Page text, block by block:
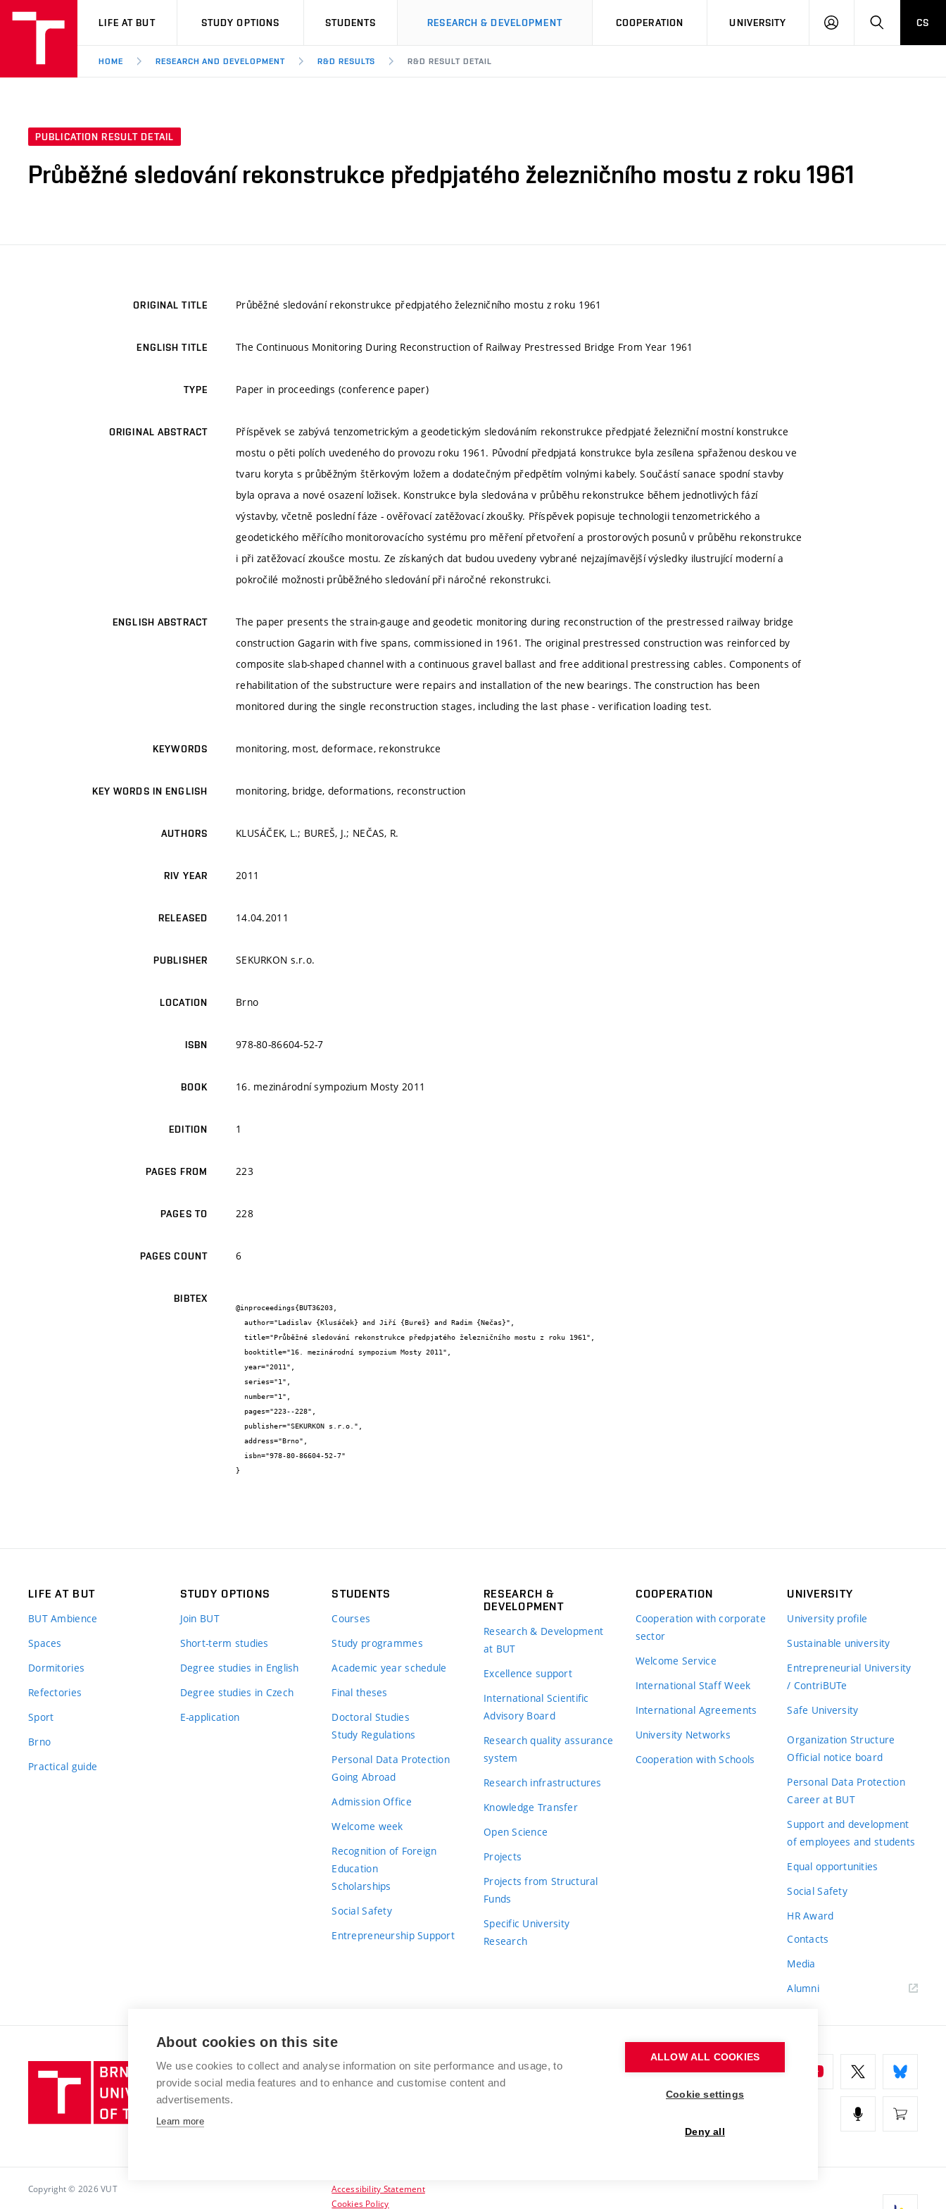
VUT
LIFE AT BUT STUDY OPTIONS STUDENTS RESEARCH & DEVELOPMENT COOPERATION UNIVERSITY
LOG
SEARCHCS
HOME RESEARCH AND DEVELOPMENT R&D RESULTS R&D RESULT DETAIL
PUBLICATION RESULT DETAIL
Průběžné sledování rekonstrukce předpjatého železničního mostu z roku 1961
ORIGINAL TITLE Průběžné sledování rekonstrukce předpjatého železničního mostu z roku 1961
ENGLISH TITLE The Continuous Monitoring During Reconstruction of Railway Prestressed Bridge From Year 1961
TYPE Paper in proceedings (conference paper)
ORIGINAL ABSTRACT
Příspěvek se zabývá tenzometrickým a geodetickým sledováním rekonstrukce předpjaté železniční mostní konstrukce
mostu o pěti polích uvedeného do provozu roku 1961. Původní předpjatá konstrukce byla zesílena spřaženou deskou ve
tvaru koryta s průběžným štěrkovým ložem a dodatečným předpětím volnými kabely. Součástí sanace spodní stavby
byla oprava a nové osazení ložisek. Konstrukce byla sledována v průběhu rekonstrukce během jednotlivých fází
výstavby, včetně poslední fáze - ověřovací zatěžovací zkoušky. Příspěvek popisuje technologii tenzometrického a
geodetického měřícího monitorovacícho systému pro měření přetvoření a prostorových posunů v průběhu rekonstrukce
i při zatěžovací zkoušce mostu. Ze získaných dat budou uvedeny vybrané nejzajímavější výsledky ilustrující moderní a
pokročilé možnosti průběžného sledování při náročné rekonstrukci.
ENGLISH ABSTRACT
The paper presents the strain-gauge and geodetic monitoring during reconstruction of the prestressed railway bridge
construction Gagarin with five spans, commissioned in 1961. The original prestressed construction was reinforced by
composite slab-shaped channel with a continuous gravel ballast and free additional prestressing cables. Components of
rehabilitation of the substructure were repairs and installation of the new bearings. The construction has been
monitored during the single reconstruction stages, including the last phase - verification loading test.
KEYWORDS monitoring, most, deformace, rekonstrukce
KEY WORDS IN ENGLISH monitoring, bridge, deformations, reconstruction
AUTHORS KLUSÁČEK, L.; BUREŠ, J.; NEČAS, R.
RIV YEAR 2011
RELEASED 14.04.2011
PUBLISHER SEKURKON s.r.o.
LOCATION Brno
ISBN 978-80-86604-52-7
BOOK 16. mezinárodní sympozium Mosty 2011
EDITION 1
PAGES FROM 223
PAGES TO 228
PAGES COUNT 6
BIBTEX
@inproceedings{BUT36203,
}
LIFE AT BUT
BUT Ambience
Spaces
Dormitories
Refectories
Sport
Brno
Practical guide
STUDY OPTIONS
Join BUT
Short-term studies
Degree studies in English
Degree studies in Czech
E-application
STUDENTS
Courses
Study programmes
Academic year schedule
Final theses
Doctoral Studies
Study Regulations
Personal Data Protection
Going Abroad
Admission Office
Welcome week
Recognition of Foreign
Education
Scholarships
Social Safety
Entrepreneurship Support
RESEARCH &
DEVELOPMENT
Research & Development
at BUT
Excellence support
International Scientific
Advisory Board
Research quality assurance
system
Research infrastructures
Knowledge Transfer
Open Science
Projects
Projects from Structural
Funds
Specific University
Research
COOPERATION
Cooperation with corporate
sector
Welcome Service
International Staff Week
International Agreements
University Networks
Cooperation with Schools
UNIVERSITY
University profile
Sustainable university
Entrepreneurial University
/ ContriBUTe
Safe University
Organization Structure
Official notice board
Personal Data Protection
Career at BUT
Support and development
of employees and students
Equal opportunities
Social Safety
HR Award
Contacts
Media
Alumni
Brno
University
of
BRNO UNIVERSITY OF TECHNOLOGY
Antonínská 548/1
www.vut.cz
Copyright © 2026 VUT
Accessibility Statement
Cookies Policy
About cookies on this site
We use cookies to collect and analyse information on site performance and usage, to
provide social media features and to enhance and customise content and
advertisements.
Learn more
ALLOW ALL COOKIES
Cookie settings
Deny all